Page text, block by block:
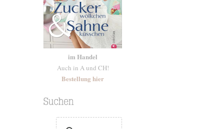
im Handel
Auch in A und CH!
Bestellung hier